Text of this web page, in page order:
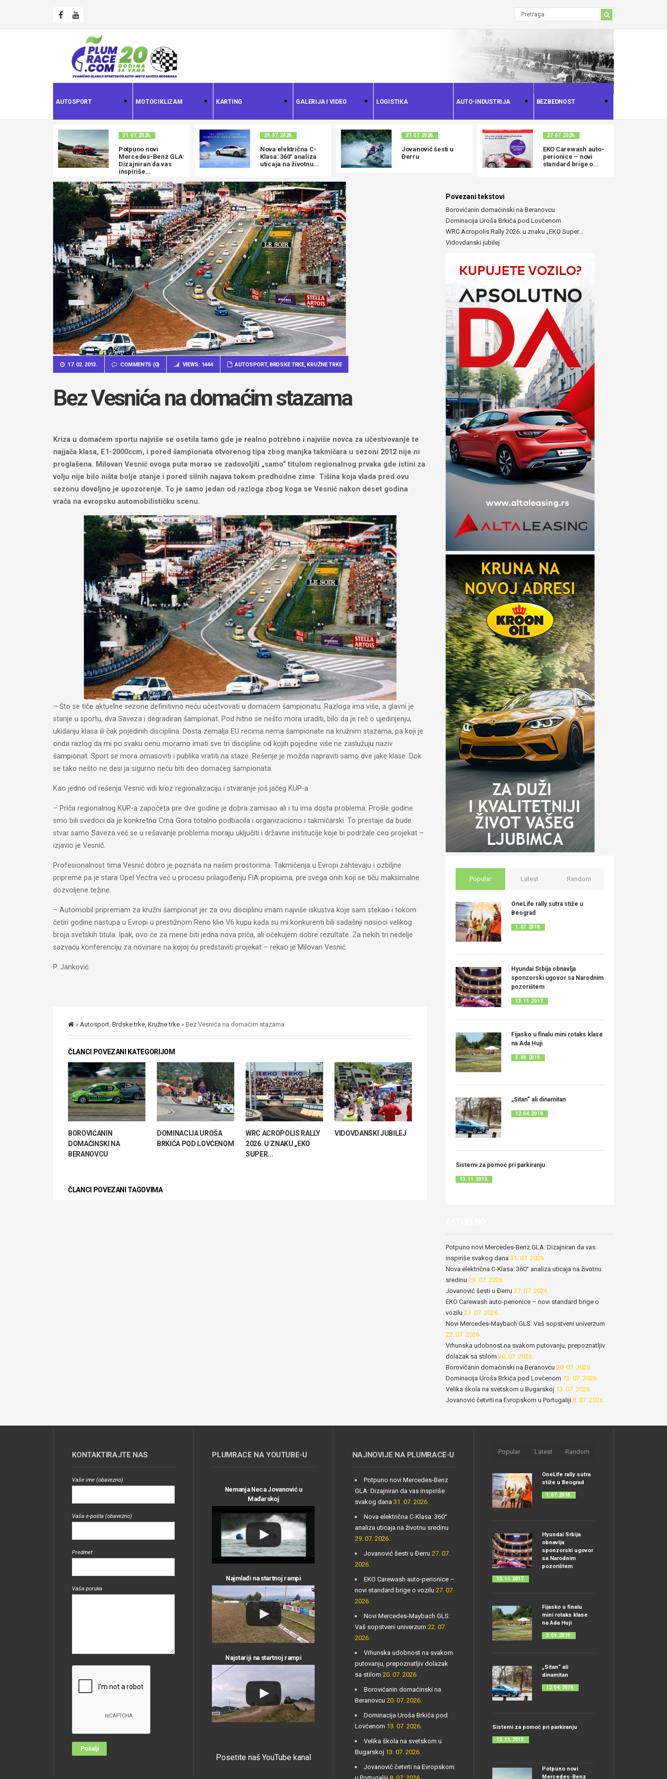
AUTOSPORT MOTOCIKLIZAM KARTING GALERIJA I VIDEO LOGISTIKA AUTO-INDUSTRIJA BEZBEDNOST
31. 07. 2026.
Potpuno novi
Mercedes-Benz GLA:
Dizajniran da vas
inspiriše...
29. 07. 2026.
Nova električna C-
Klasa: 360° analiza
uticaja na životnu...
27. 07. 2026.
Jovanović šesti u
Đerru
27. 07. 2026.
EKO Carewash auto-
perionice – novi
standard brige o...
17. 02. 2013. COMMENTS (0) VIEWS: 1444 AUTOSPORT, BRDSKE TRKE, KRUŽNE TRKE
Bez Vesnića na domaćim stazama
Kriza u domaćem sportu najviše se osetila tamo gde je realno potrebno i najviše novca za učestvovanje te
najjača klasa, E1-2000ccm, i pored šampionata otvorenog tipa zbog manjka takmičara u sezoni 2012 nije ni
proglašena. Milovan Vesnić ovoga puta morao se zadovoljiti „samo“ titulom regionalnog prvaka gde istini za
volju nije bilo ništa bolje stanje i pored silnih najava tokom predhodne zime. Tišina koja vlada pred ovu
sezonu dovoljno je upozorenje. To je samo jedan od razloga zbog koga se Vesnić nakon deset godina
vraća na evropsku automobilističku scenu.
– Što se tiče aktuelne sezone definitivno neću učestvovati u domaćem šampionatu. Razloga ima više, a glavni je
stanje u sportu, dva Saveza i degradiran šampionat. Pod hitno se nešto mora uraditi, bilo da je reč o ujedinjenju,
ukidanju klasa ili čak pojedinih disciplina. Dosta zemalja EU recima nema šampionate na kružnim stazama, pa koji je
onda razlog da mi po svaku cenu moramo imati sve tri discipline od kojih pojedine više ne zaslužuju naziv
šampionat. Sport se mora omasoviti i publika vratiti na staze. Rešenje je možda napraviti samo dve jake klase. Dok
se tako nešto ne desi ja sigurno neću biti deo domaćeg šampionata.
Kao jedno od rešenja Vesnić vidi kroz regionalizaciju i stvaranje još jačeg KUP-a
– Priča regionalnog KUP-a započeta pre dve godine je dobra zamisao ali i tu ima dosta problema. Prošle godine
smo bili svedoci da je konkretno Crna Gora totalno podbacila i organizaciono i takmičarski. To prestaje da bude
stvar samo Saveza već se u rešavanje problema moraju uključiti i državne institucije koje bi podržale ceo projekat –
izjavio je Vesnić.
Profesionalnost tima Vesnić dobro je poznata na našim prostorima. Takmičenja u Evropi zahtevaju i ozbiljne
pripreme pa je stara Opel Vectra već u procesu prilagođenju FIA propisima, pre svega onih koji se tiču maksimalne
dozvoljene težine.
– Automobil pripremam za kružni šampionat jer za ovu disciplinu imam najviše iskustva koje sam stekao i tokom
četiri godine nastupa u Evropi u prestižnom Reno klio V6 kupu kada su mi konkurenti bili sadašnji nosioci velikog
broja svetskih titula. Ipak, ovo će za mene biti jedna nova priča, ali očekujem dobre rezultate. Za nekih tri nedelje
sazvaću konferenciju za novinare na kojoj ću predstaviti projekat – rekao je Milovan Vesnić.
P. Janković
» Autosport, Brdske trke, Kružne trke » Bez Vesnića na domaćim stazama
ČLANCI POVEZANI KATEGORIJOM
BOROVIĆANIN
DOMAĆINSKI NA
BERANOVCU
DOMINACIJA UROŠA
BRKIĆA POD LOVĆENOM
WRC ACROPOLIS RALLY
2026. U ZNAKU „EKO
SUPER...
VIDOVDANSKI JUBILEJ
ČLANCI POVEZANI TAGOVIMA
Povezani tekstovi
Borovićanin domaćinski na Beranovcu
Dominacija Uroša Brkića pod Lovćenom
WRC Acropolis Rally 2026. u znaku „EKO Super...
Vidovdanski jubilej
Popular Latest Random
OneLife rally sutra stiže u
Beograd
1. 07. 2018.
Hyundai Srbija obnavlja
sponzorski ugovor sa Narodnim
pozorištem
13. 11. 2017.
Fijasko u finalu mini rotaks klase
na Ada Huji
3. 09. 2019.
„Sitan“ ali dinamitan
12. 04. 2019.
Sistemi za pomoć pri parkiranju
13. 11. 2013.
Potpuno novi Mercedes-Benz GLA: Dizajniran da vas
inspiriše svakog dana 31. 07. 2026.
Nova električna C-Klasa: 360° analiza uticaja na životnu
sredinu 29. 07. 2026.
Jovanović šesti u Đerru 27. 07. 2026.
EKO Carewash auto-perionice – novi standard brige o
vozilu 27. 07. 2026.
Novi Mercedes-Maybach GLS: Vaš sopstveni univerzum
22. 07. 2026.
Vrhunska udobnost na svakom putovanju, prepoznatljiv
dolazak sa stilom 20. 07. 2026.
Borovićanin domaćinski na Beranovcu 20. 07. 2026.
Dominacija Uroša Brkića pod Lovćenom 13. 07. 2026.
Velika škola na svetskom u Bugarskoj 13. 07. 2026.
Jovanović četvrti na Evropskom u Portugaliji 8. 07. 2026.
KONTAKTIRAJTE NAS
Vaše ime (obavezno)
Vaša e-pošta (obavezno)
Predmet
Vaša poruka
PLUMRACE NA YOUTUBE-U
Nemanja Neca Jovanović u
Mađarskoj
Najmlađi na startnoj rampi
Najstariji na startnoj rampi
Posetite naš YouTube kanal
NAJNOVIJE NA PLUMRACE-U
Potpuno novi Mercedes-Benz
GLA: Dizajniran da vas inspiriše
svakog dana 31. 07. 2026.
Nova električna C-Klasa: 360°
analiza uticaja na životnu sredinu
29. 07. 2026.
Jovanović šesti u Đerru 27. 07.
2026.
EKO Carewash auto-perionice –
novi standard brige o vozilu 27. 07.
2026.
Novi Mercedes-Maybach GLS:
Vaš sopstveni univerzum 22. 07.
2026.
Vrhunska udobnost na svakom
putovanju, prepoznatljiv dolazak
sa stilom 20. 07. 2026.
Borovićanin domaćinski na
Beranovcu 20. 07. 2026.
Dominacija Uroša Brkića pod
Lovćenom 13. 07. 2026.
Velika škola na svetskom u
Bugarskoj 13. 07. 2026.
Jovanović četvrti na Evropskom
Popular Latest Random
OneLife rally sutra
stiže u Beograd
1. 07. 2018.
Hyundai Srbija
obnavlja
sponzorski ugovor
sa Narodnim
pozorištem
13. 11. 2017.
Fijasko u finalu
mini rotaks klase
na Ada Huji
3. 09. 2019.
„Sitan“ ali
dinamitan
12. 04. 2019.
Sistemi za pomoć pri parkiranju
13. 11. 2013.
Potpuno novi
Mercedes-Benz